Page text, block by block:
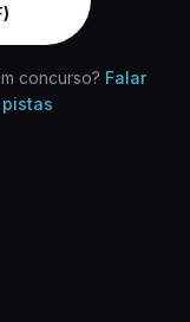
concurso? Falar